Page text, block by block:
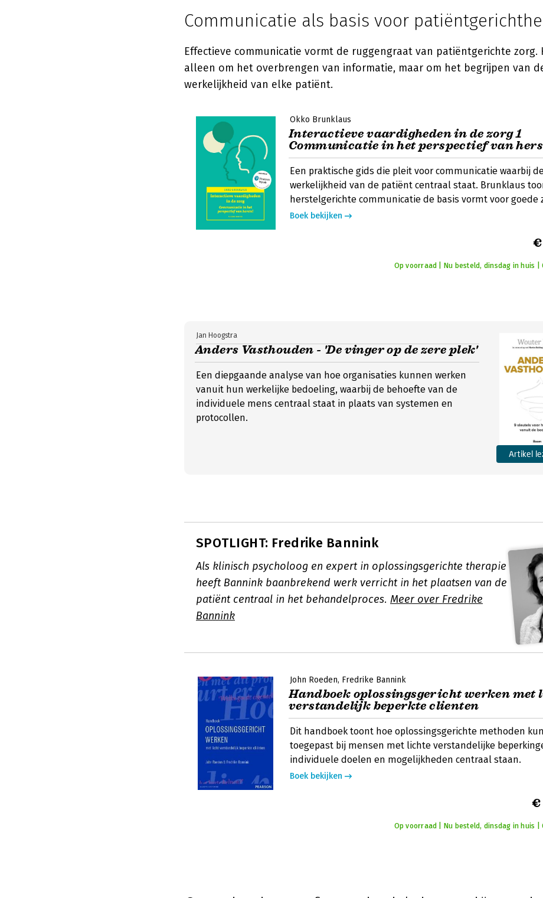
Communicatie als basis voor
Effectieve communicatie vormt de ruggengraat van patiëntgerichte zorg.
alleen om het overbrengen van informatie, maar om het begrijpen van
werkelijkheid van elke patiënt.
Okko Brunklaus
Interactieve vaardigheden in de zorg 1
Communicatie in het perspectief van
Een praktische gids die pleit voor communicatie waarbij
werkelijkheid van de patiënt centraal staat. Brunklaus
herstelgerichte communicatie de basis vormt voor goede
Boek bekijken
€
Op voorraad | Nu besteld, dinsdag in huis |
Anders Vasthouden - 'De vinger op de zere plek'
Jan Hoogstra
Een diepgaande analyse van hoe organisaties kunnen werken
vanuit hun werkelijke bedoeling, waarbij de behoefte van de
individuele mens centraal staat in plaats van systemen en
protocollen.
Artikel
SPOTLIGHT: Fredrike Bannink
Als klinisch psycholoog en expert in oplossingsgerichte therapie
heeft Bannink baanbrekend werk verricht in het plaatsen van de
patiënt centraal in het behandelproces. Meer over Fredrike
Bannink
John Roeden Fredrike Bannink
Handboek oplossingsgericht werken met
verstandelijk beperkte clienten
Dit handboek toont hoe oplossingsgerichte methoden
toegepast bij mensen met lichte verstandelijke
individuele doelen en mogelijkheden centraal staan.
Boek bekijken
€
Op voorraad | Nu besteld, dinsdag in huis |